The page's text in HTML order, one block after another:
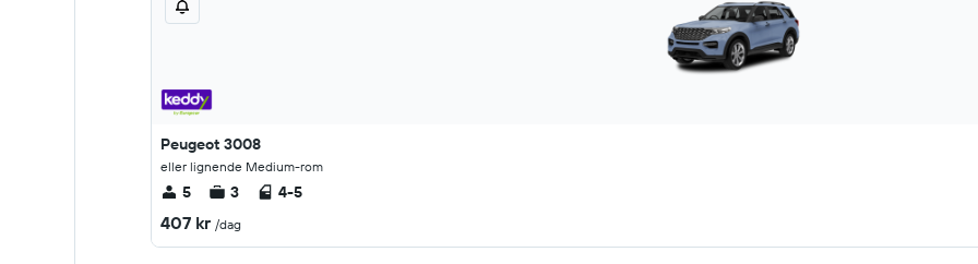
Peugeot 3008
eller lignende Medium-rom
5 3 4-5
407 kr /dag